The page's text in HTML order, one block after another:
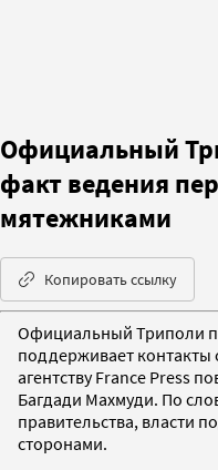
Официальный
факт ведения
мятежниками
Копировать ссылку
Официальный Триполи
поддерживает
агентству France Press
Багдади Махмуди. По
правительства, власти
сторонами.